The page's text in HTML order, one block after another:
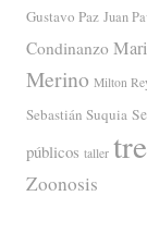
Gustavo Paz Juan
Condinanzo
Merino Milton
Sebastián Suquia
públicos taller
Zoonosis